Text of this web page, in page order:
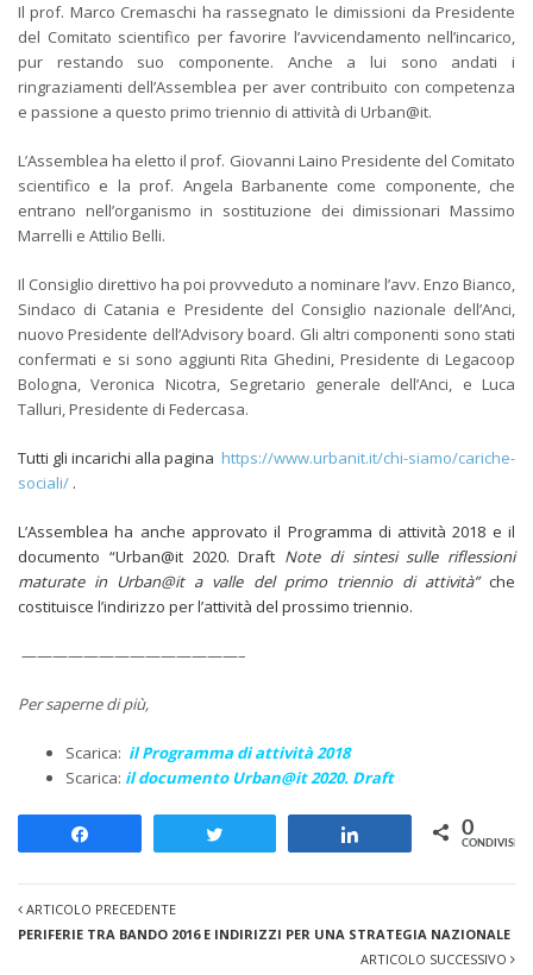
Il prof. Marco Cremaschi ha rassegnato le dimissioni da Presidente
del Comitato scientifico per favorire l’avvicendamento nell’incarico,
pur restando suo componente. Anche a lui sono andati i
ringraziamenti dell’Assemblea per aver contribuito con competenza
e passione a questo primo triennio di attività di Urban@it.
L’Assemblea ha eletto il prof. Giovanni Laino Presidente del Comitato
scientifico e la prof. Angela Barbanente come componente, che
entrano nell’organismo in sostituzione dei dimissionari Massimo
Marrelli e Attilio Belli.
Il Consiglio direttivo ha poi provveduto a nominare l’avv. Enzo Bianco,
Sindaco di Catania e Presidente del Consiglio nazionale dell’Anci,
nuovo Presidente dell’Advisory board. Gli altri componenti sono stati
confermati e si sono aggiunti Rita Ghedini, Presidente di Legacoop
Bologna, Veronica Nicotra, Segretario generale dell’Anci, e Luca
Talluri, Presidente di Federcasa.
Tutti gli incarichi alla pagina https://www.urbanit.it/chi-siamo/cariche-
sociali/ .
L’Assemblea ha anche approvato il Programma di attività 2018 e il
documento “Urban@it 2020. Draft Note di sintesi sulle riflessioni
maturate in Urban@it a valle del primo triennio di attività” che
costituisce l’indirizzo per l’attività del prossimo triennio.
——————————————–
Per saperne di più,
Scarica: il Programma di attività 2018
Scarica: il documento Urban@it 2020. Draft
0
ARTICOLO PRECEDENTE
PERIFERIE TRA BANDO 2016 E INDIRIZZI PER UNA STRATEGIA NAZIONALE
ARTICOLO SUCCESSIVO